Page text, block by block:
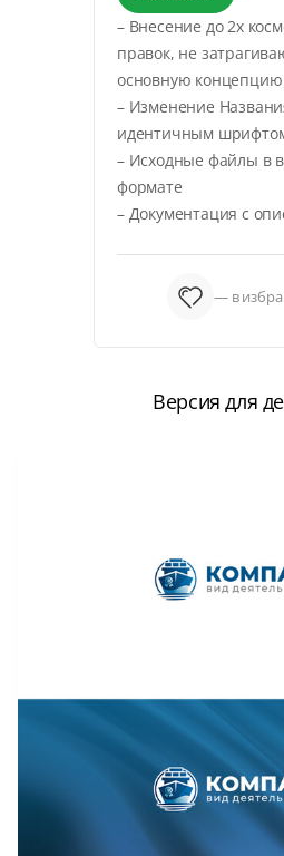
– Внесение до 2х
правок, не
основную концепцию
– Изменение
идентичным
– Исходные файлы в
формате
– Документация с
— в
Версия для